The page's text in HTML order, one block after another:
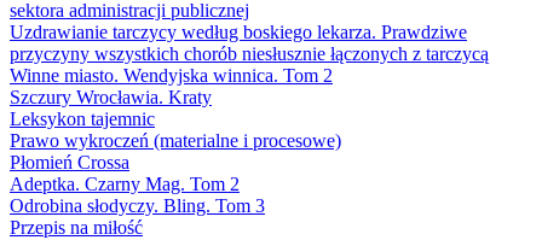
sektora administracji publicznej
Uzdrawianie tarczycy według boskiego lekarza. Prawdziwe
przyczyny wszystkich chorób niesłusznie łączonych z tarczycą
Winne miasto. Wendyjska winnica. Tom 2
Szczury Wrocławia. Kraty
Leksykon tajemnic
Prawo wykroczeń (materialne i procesowe)
Płomień Crossa
Adeptka. Czarny Mag. Tom 2
Odrobina słodyczy. Bling. Tom 3
Przepis na miłość